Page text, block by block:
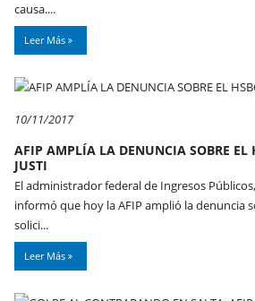
causa....
Leer Más
10/11/2017
AFIP AMPLÍA LA DENUNCIA SOBRE EL
JUSTI
El administrador federal de Ingresos
informó que hoy la AFIP amplió la denuncia
solici...
Leer Más